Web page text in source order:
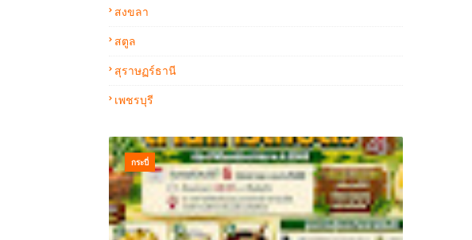
สงขลา
สตูล
สุราษฏร์ธานี
เพชรบุรี
กระบี่